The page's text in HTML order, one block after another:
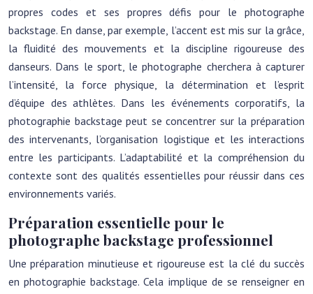
propres codes et ses propres défis pour le photographe
backstage. En danse, par exemple, l’accent est mis sur la grâce,
la fluidité des mouvements et la discipline rigoureuse des
danseurs. Dans le sport, le photographe cherchera à capturer
l’intensité, la force physique, la détermination et l’esprit
d’équipe des athlètes. Dans les événements corporatifs, la
photographie backstage peut se concentrer sur la préparation
des intervenants, l’organisation logistique et les interactions
entre les participants. L’adaptabilité et la compréhension du
contexte sont des qualités essentielles pour réussir dans ces
environnements variés.
Préparation essentielle pour le
photographe backstage professionnel
Une préparation minutieuse et rigoureuse est la clé du succès
en photographie backstage. Cela implique de se renseigner en